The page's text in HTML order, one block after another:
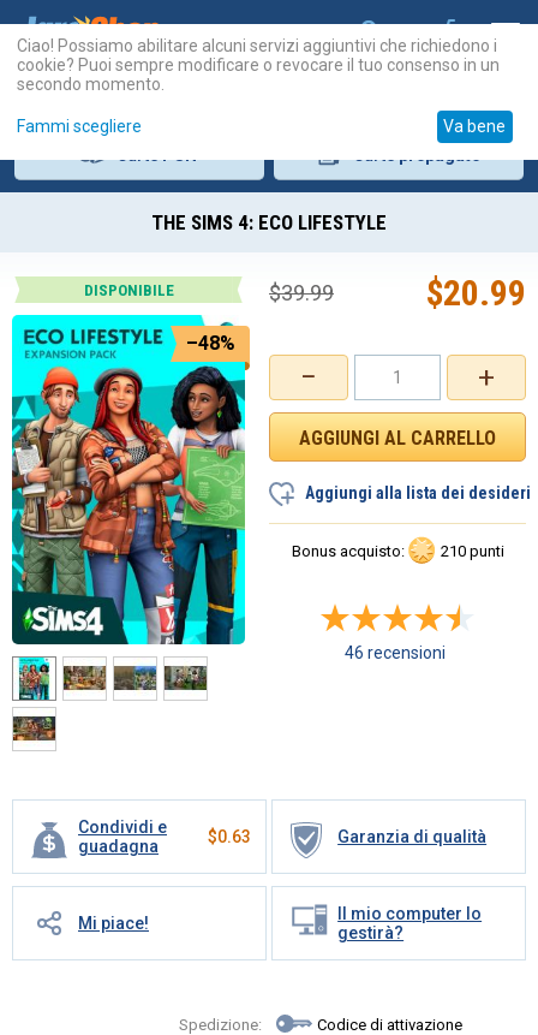
THE SIMS 4: ECO LIFESTYLE
DISPONIBILE
–48%
Condividi e
guadagna
$0.63 Garanzia di qualità
Mi piace!
Il mio computer lo
gestirà?
Spedizione: Codice di attivazione
+
−
$20.99
$39.99
Aggiungi alla lista dei desideri
Bonus acquisto: 210 punti
46 recensioni
Ciao! Possiamo abilitare alcuni servizi aggiuntivi che richiedono i
cookie? Puoi sempre modificare o revocare il tuo consenso in un
secondo momento.
Fammi scegliere Va bene